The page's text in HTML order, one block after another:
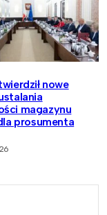
nowe
magazynu
prosumenta